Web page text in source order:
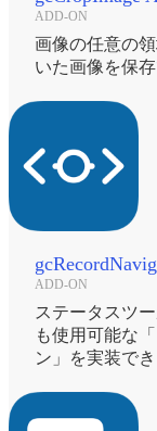
ADD-ON
画像の任意の
いた画像を保
ADD-ON
ステータスツ
も使用可能な
ン」を実装で